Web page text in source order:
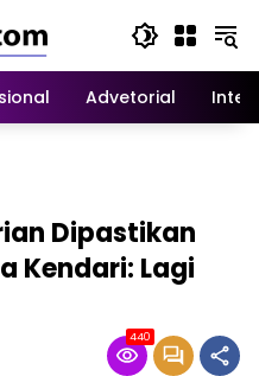
Advetorial
Dipastikan
Kendari: Lagi
440